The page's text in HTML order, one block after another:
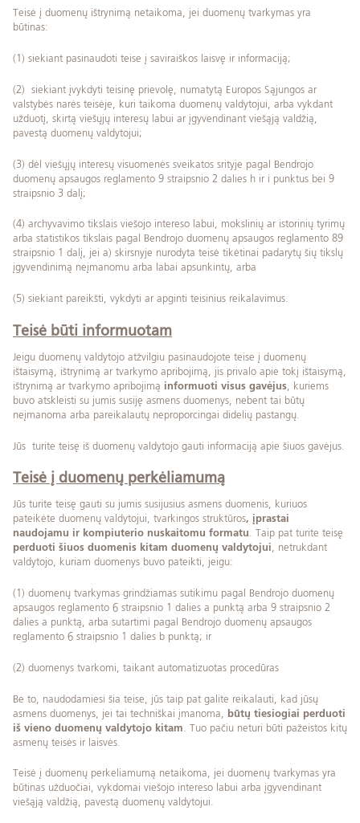
Teisė į duomenų ištrynimą netaikoma, jei duomenų tvarkymas yra
būtinas:
(1) siekiant pasinaudoti teise į saviraiškos laisvę ir informaciją;
(2) siekiant įvykdyti teisinę prievolę, numatytą Europos Sąjungos ar
valstybės narės teisėje, kuri taikoma duomenų valdytojui, arba vykdant
užduotį, skirtą viešųjų interesų labui ar įgyvendinant viešąją valdžią,
pavestą duomenų valdytojui;
(3) dėl viešųjų interesų visuomenės sveikatos srityje pagal Bendrojo
duomenų apsaugos reglamento 9 straipsnio 2 dalies h ir i punktus bei 9
straipsnio 3 dalį;
(4) archyvavimo tikslais viešojo intereso labui, mokslinių ar istorinių tyrimų
arba statistikos tikslais pagal Bendrojo duomenų apsaugos reglamento 89
straipsnio 1 dalį, jei a) skirsnyje nurodyta teisė tikėtinai padarytų šių tikslų
įgyvendinimą neįmanomu arba labai apsunkintų, arba
(5) siekiant pareikšti, vykdyti ar apginti teisinius reikalavimus.
Teisė būti informuotam
Jeigu duomenų valdytojo atžvilgiu pasinaudojote teise į duomenų
ištaisymą, ištrynimą ar tvarkymo apribojimą, jis privalo apie tokį ištaisymą,
ištrynimą ar tvarkymo apribojimą informuoti visus gavėjus, kuriems
buvo atskleisti su jumis susiję asmens duomenys, nebent tai būtų
neįmanoma arba pareikalautų neproporcingai didelių pastangų.
Jūs turite teisę iš duomenų valdytojo gauti informaciją apie šiuos gavėjus.
Teisė į duomenų perkėliamumą
Jūs turite teisę gauti su jumis susijusius asmens duomenis, kuriuos
pateikėte duomenų valdytojui, tvarkingos struktūros, įprastai
naudojamu ir kompiuterio nuskaitomu formatu. Taip pat turite teisę
perduoti šiuos duomenis kitam duomenų valdytojui, netrukdant
valdytojo, kuriam duomenys buvo pateikti, jeigu:
(1) duomenų tvarkymas grindžiamas sutikimu pagal Bendrojo duomenų
apsaugos reglamento 6 straipsnio 1 dalies a punktą arba 9 straipsnio 2
dalies a punktą, arba sutartimi pagal Bendrojo duomenų apsaugos
reglamento 6 straipsnio 1 dalies b punktą; ir
(2) duomenys tvarkomi, taikant automatizuotas procedūras
Be to, naudodamiesi šia teise, jūs taip pat galite reikalauti, kad jūsų
asmens duomenys, jei tai techniškai įmanoma,
būtų tiesiogiai perduoti
iš vieno duomenų valdytojo kitam . Tuo pačiu neturi būti pažeistos kitų
asmenų teisės ir laisvės.
Teisė į duomenų perkeliamumą netaikoma, jei duomenų tvarkymas yra
būtinas užduočiai, vykdomai viešojo intereso labui arba įgyvendinant
viešąją valdžią, pavestą duomenų valdytojui.